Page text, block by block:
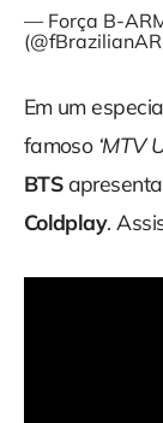
— Força B-
Em um
famoso ‘MTV
BTS
Coldplay.